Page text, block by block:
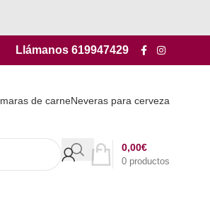
Llámanos 619947429
de carneNeveras para cerveza
0 productos
0,00€